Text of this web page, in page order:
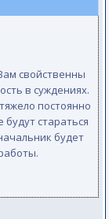
свойственны
в суждениях.
постоянно
стараться
будет